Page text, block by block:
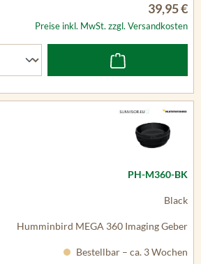
39,95 €
Preise inkl. MwSt. zzgl. Versandkosten
PH-M360-BK
Black
Humminbird MEGA 360 Imaging Geber
Bestellbar – ca. 3 Wochen